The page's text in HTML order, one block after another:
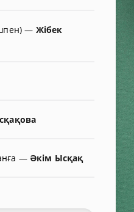
— Жібек
— Әкім Ысқақ